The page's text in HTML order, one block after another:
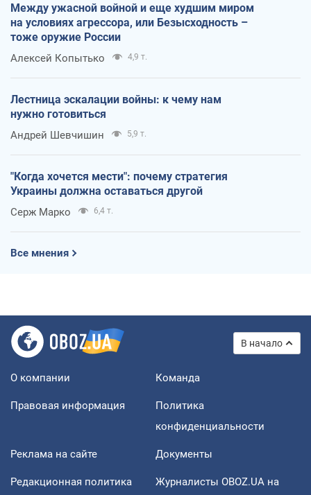
Между ужасной войной и еще худшим миром
на условиях агрессора, или Безысходность –
тоже оружие России
Алексей Копытько 4,9 т.
Лестница эскалации войны: к чему нам
нужно готовиться
Андрей Шевчишин 5,9 т.
"Когда хочется мести": почему стратегия
Украины должна оставаться другой
Серж Марко 6,4 т.
Все мнения
В начало
О компании Команда
Правовая информация
Политика
конфиденциальности
Реклама на сайте Документы
Редакционная политика
Журналисты OBOZ.UA на